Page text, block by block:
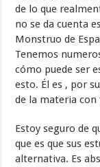
de lo que
no se da cuenta
Monstruo de
Tenemos
cómo puede ser
esto. Él es , por
de la materia con
Estoy seguro de
que es que sus
alternativa. Es